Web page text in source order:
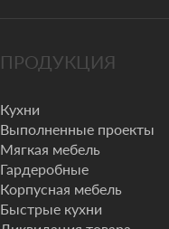
ПРОДУКЦИЯ
Кухни
Выполненные проекты
Мягкая мебель
Гардеробные
Корпусная мебель
Быстрые кухни